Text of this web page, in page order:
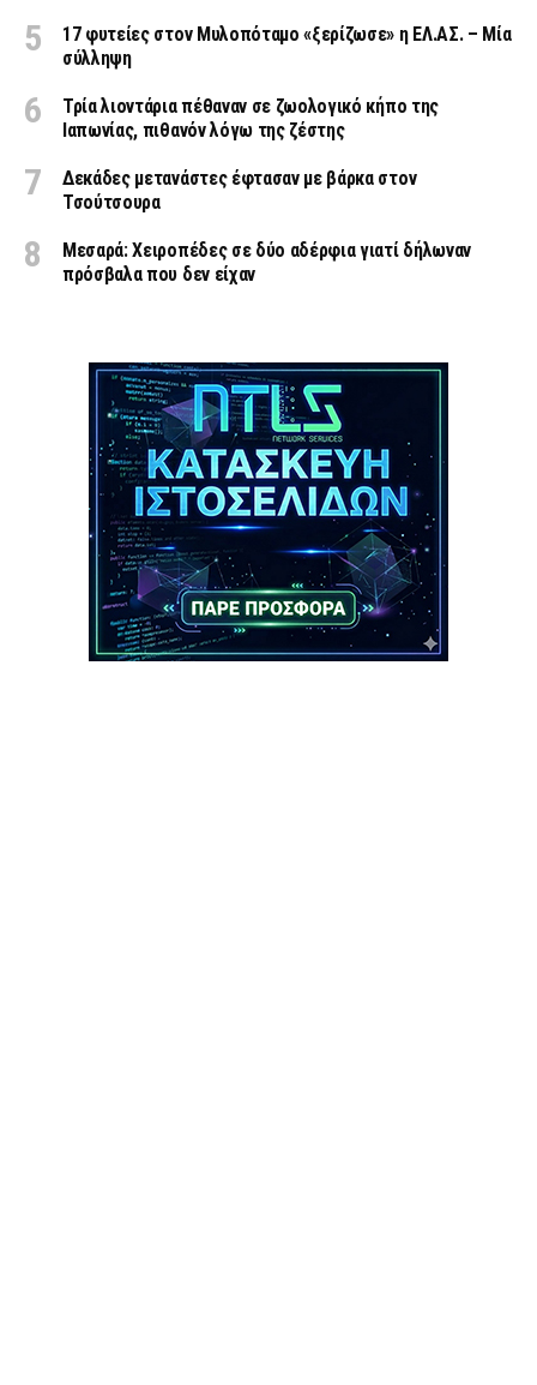
17 φυτείες στον Μυλοπόταμο «ξερίζωσε» η ΕΛ.ΑΣ. – Μία
σύλληψη
Τρία λιοντάρια πέθαναν σε ζωολογικό κήπο της
Ιαπωνίας, πιθανόν λόγω της ζέστης
Δεκάδες μετανάστες έφτασαν με βάρκα στον
Τσούτσουρα
Μεσαρά: Χειροπέδες σε δύο αδέρφια γιατί δήλωναν
πρόσβαλα που δεν είχαν